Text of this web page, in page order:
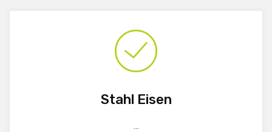
Stahl Eisen
...